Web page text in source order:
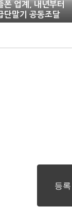
폰 업계, 내년부터
단말기 공동조달